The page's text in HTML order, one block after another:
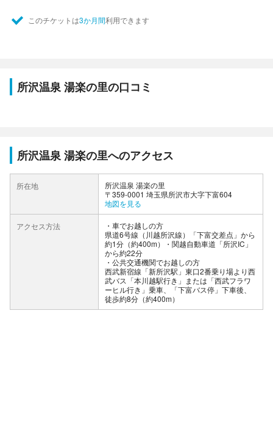
このチケットは3か月間利用できます
所沢温泉 湯楽の里の口コミ
所沢温泉 湯楽の里へのアクセス
所在地
所沢温泉 湯楽の里
〒359-0001 埼玉県所沢市大字下富604
地図を見る
アクセス方法
車でお越しの方
県道6号線（川越所沢線）「下富交差点」から
約1分（約400m）・関越自動車道「所沢IC」
から約22分
公共交通機関でお越しの方
西武新宿線「新所沢駅」東口2番乗り場より西
武バス「本川越駅行き」または「西武フラワ
ーヒル行き」乗車、「下富バス停」下車後、
徒歩約8分（約400m）